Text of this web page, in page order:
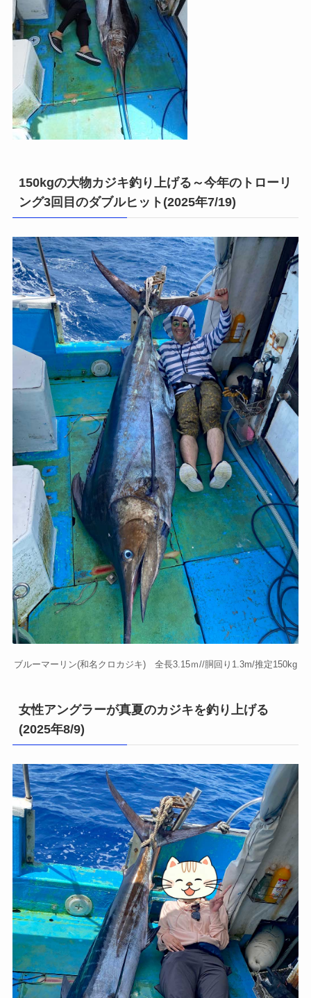
150kgの大物カジキ釣り上げる～今年のトローリ
ング3回目のダブルヒット(2025年7/19)
ブルーマーリン(和名クロカジキ) 全長3.15ｍ//胴回り1.3m/推定150kg
女性アングラーが真夏のカジキを釣り上げる
(2025年8/9)